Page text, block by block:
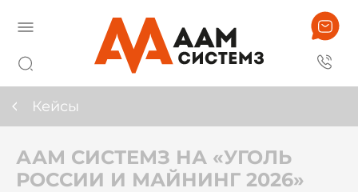
Кейсы
ААМ СИСТЕМЗ НА «УГОЛЬ
РОССИИ И МАЙНИНГ 2026»